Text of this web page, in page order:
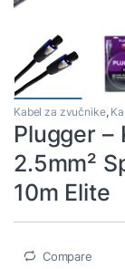
Kabel za zvučnike,
Plugger –
2.5mm²
10m Elite
Compare